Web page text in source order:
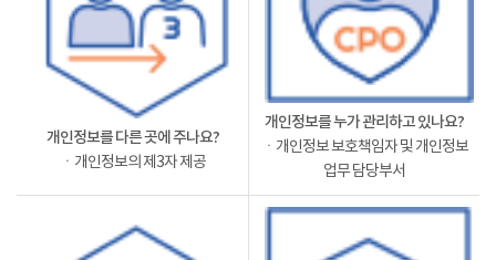
개인정보를 다른 곳에 주나요?
ㆍ개인정보의 제3자 제공
개인정보를 누가 관리하고 있나요?
ㆍ개인정보 보호책임자 및 개인정보
업무 담당부서